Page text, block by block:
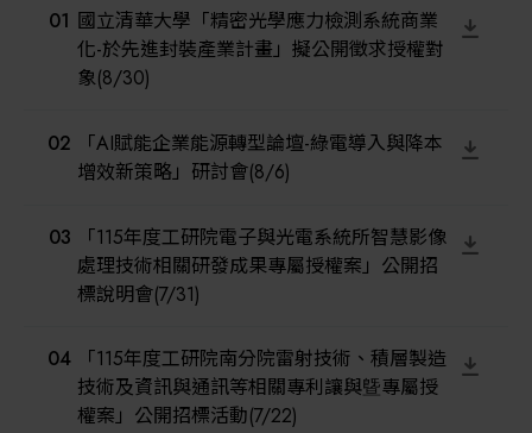
2024
01 國立清華大學「精密光學應力檢測系統商業
化-於先進封裝產業計畫」擬公開徵求授權對
象(8/30)
02
「AI賦能企業能源轉型論壇-綠電導入與降本
增效新策略」研討會(8/6)
03
「115年度工研院電子與光電系統所智慧影像
處理技術相關研發成果專屬授權案」公開招
標說明會(7/31)
04
「115年度工研院南分院雷射技術、積層製造
技術及資訊與通訊等相關專利讓與曁專屬授
權案」公開招標活動(7/22)
解決方案
廠商資訊
資訊下載
智慧醫療
智慧檢測設備與系統
顯示/光電設備
高科技廠房設施與廠務系統
無人載具
太陽能設備